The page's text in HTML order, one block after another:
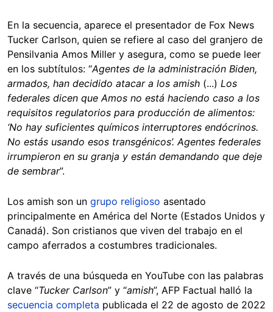
En la secuencia, aparece el presentador de Fox News
Tucker Carlson, quien se refiere al caso del granjero de
Pensilvania Amos Miller y asegura, como se puede leer
en los subtítulos: “Agentes de la administración Biden,
armados, han decidido atacar a los amish (...) Los
federales dicen que Amos no está haciendo caso a los
requisitos regulatorios para producción de alimentos:
‘No hay suficientes químicos interruptores endócrinos.
No estás usando esos transgénicos’. Agentes federales
irrumpieron en su granja y están demandando que deje
de sembrar”.
Los amish son un grupo religioso asentado
principalmente en América del Norte (Estados Unidos y
Canadá). Son cristianos que viven del trabajo en el
campo aferrados a costumbres tradicionales.
A través de una búsqueda en YouTube con las palabras
clave “Tucker Carlson” y “amish”, AFP Factual halló la
secuencia completa publicada el 22 de agosto de 2022